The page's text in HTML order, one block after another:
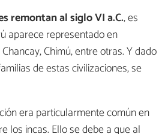
remontan al siglo VI a.C., es
aparece representado en
Chimú, entre otras. Y dado
de estas civilizaciones, se
era particularmente común en
los incas. Ello se debe a que al